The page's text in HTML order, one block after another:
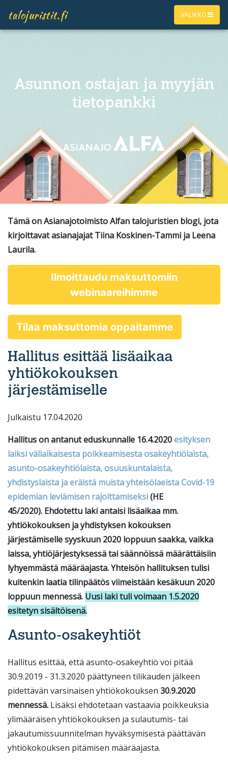
talojuristit.fi VALIKKO
Asunnon ostajan ja myyjän
tietopankki
Tämä on Asianajotoimisto Alfan talojuristien blogi, jota
kirjoittavat asianajajat Tiina Koskinen-Tammi ja Leena
Laurila.
Ilmoittaudu maksuttomiin
webinaareihimme
Tilaa maksuttomia oppaitamme
Hallitus esittää lisäaikaa
yhtiökokouksen
järjestämiselle
Julkaistu 17.04.2020
Hallitus on antanut eduskunnalle 16.4.2020esityksen
laiksi väliaikaisesta poikkeamisesta osakeyhtiölaista,
asunto-osakeyhtiölaista, osuuskuntalaista,
yhdistyslaista ja eräistä muista yhteisölaeista Covid-19
epidemian leviämisen rajoittamiseksi(HE
45/2020). Ehdotettu laki antaisi lisäaikaa mm.
yhtiökokouksen ja yhdistyksen kokouksen
järjestämiselle syyskuun 2020 loppuun saakka, vaikka
laissa, yhtiöjärjestyksessä tai säännöissä määrättäisiin
lyhyemmästä määräajasta. Yhteisön hallituksen tulisi
kuitenkin laatia tilinpäätös viimeistään kesäkuun 2020
loppuun mennessä. Uusi laki tuli voimaan 1.5.2020
esitetyn sisältöisenä.
Asunto-osakeyhtiöt
Hallitus esittää, että asunto-osakeyhtiö voi pitää
30.9.2019 - 31.3.2020 päättyneen tilikauden jälkeen
pidettävän varsinaisen yhtiökokouksen 30.9.2020
mennessä. Lisäksi ehdotetaan vastaavia poikkeuksia
ylimääräisen yhtiökokouksen ja sulautumis- tai
jakautumissuunnitelman hyväksymisestä päättävän
yhtiökokouksen pitämisen määräajasta.